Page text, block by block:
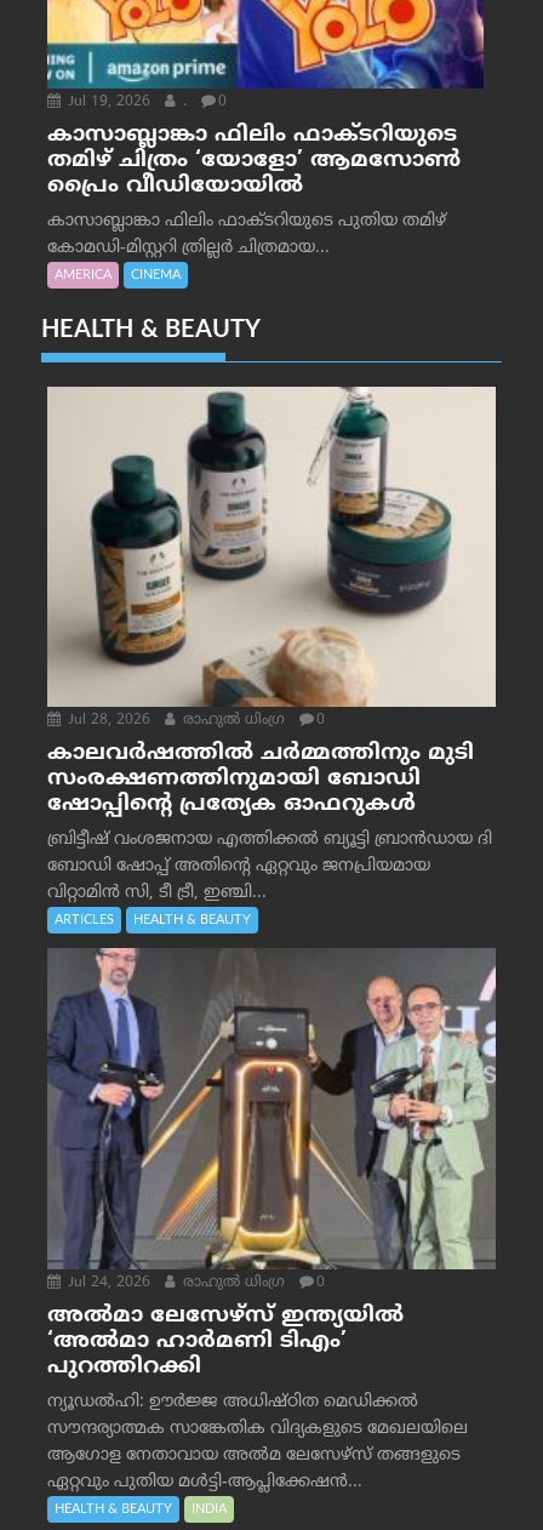
Jul 19, 2026 . 0
കാസാബ്ലാങ്കാ ഫിലിം ഫാക്ടറിയുടെ
തമിഴ് ചിത്രം ‘യോളോ’ ആമസോൺ
പ്രൈം വീഡിയോയിൽ
കാസാബ്ലാങ്കാ ഫിലിം ഫാക്ടറിയുടെ പുതിയ തമിഴ്
കോമഡി-മിസ്റ്ററി ത്രില്ലർ ചിത്രമായ...
AMERICA CINEMA
HEALTH & BEAUTY
Jul 28, 2026 രാഹുല്‍ ധിംഗ്ര 0
കാലവർഷത്തിൽ ചർമ്മത്തിനും മുടി
സംരക്ഷണത്തിനുമായി ബോഡി
ഷോപ്പിന്റെ പ്രത്യേക ഓഫറുകൾ
ബ്രിട്ടീഷ് വംശജനായ എത്തിക്കൽ ബ്യൂട്ടി ബ്രാൻഡായ ദി
ബോഡി ഷോപ്പ് അതിന്റെ ഏറ്റവും ജനപ്രിയമായ
വിറ്റാമിൻ സി, ടീ ട്രീ, ഇഞ്ചി...
ARTICLES HEALTH & BEAUTY
Jul 24, 2026 രാഹുല്‍ ധിംഗ്ര 0
അൽമാ ലേസേഴ്സ് ഇന്ത്യയിൽ
‘അൽമാ ഹാർമണി ടിഎം’
പുറത്തിറക്കി
ന്യൂഡൽഹി: ഊർജ്ജ അധിഷ്ഠിത മെഡിക്കൽ
സൗന്ദര്യാത്മക സാങ്കേതിക വിദ്യകളുടെ മേഖലയിലെ
ആഗോള നേതാവായ അൽമ ലേസേഴ്സ് തങ്ങളുടെ
ഏറ്റവും പുതിയ മൾട്ടി-ആപ്ലിക്കേഷൻ...
HEALTH & BEAUTY INDIA